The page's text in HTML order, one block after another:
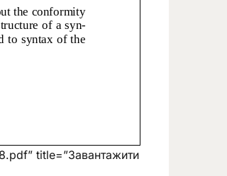
title=”Завантажити